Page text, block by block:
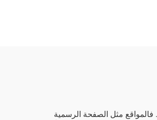
فالمواقع مثل الصفحة الرسمية